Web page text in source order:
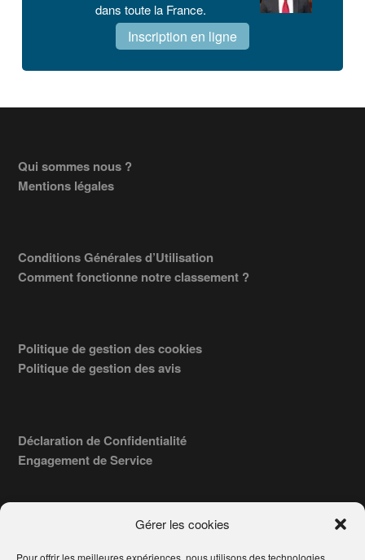
Gérer les cookies
Pour offrir les meilleures expériences, nous utilisons des technologies
dans toute la France.
Inscription en ligne
Footer
Qui sommes nous ?
Mentions légales
Conditions Générales d’Utilisation
Comment fonctionne notre classement ?
Politique de gestion des cookies
Politique de gestion des avis
Déclaration de Confidentialité
Engagement de Service